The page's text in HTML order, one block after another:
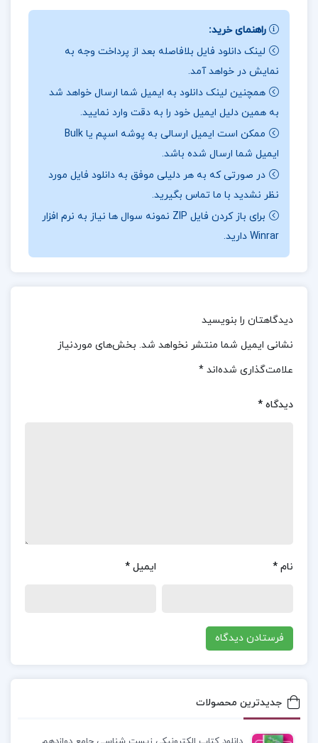
فروغی در مقدمه کتاب می‌نویسد: «در این فن تاکنون
کتابی به زبان فارسی تصنیف نشده بود، اینجانب بر
عهده گرفتم که این نقص را مرتفع سازم و مختصری در
فن خطابه، که از صناعات خمسه علم منطق شمرده
می‌شود و از جهتی مربوط به علم ادب نیز می‌باشد، به
رشته نگارش در آورم.»
این کتاب به عنوان یک منبع
مهم و مفید برای کسانی که علاقه‌مند به بهبود
مهارت‌های سخنوری و خطابه هستند، توصیه می‌شود.
با مطالعه این کتاب، خوانندگان می‌توانند با تاریخچه و
روش‌های مختلف سخنوری آشنا شوند و مهارت‌های خود
را در این زمینه تقویت کنند.جهت خرید فایل های بیشتر
برجسته و کلاسیک در حوزه فن بیان و سخنرانی است
که با دقت و دانش عمیق نویسنده به اصول و فنون
مطرح شده بیشتر به‌صورت نظری است و مثال‌های
برجسته یا تحلیل سخنرانی‌های معروف می‌توانست به
کتاب کاربردی‌تر بودن بیشتری بدهد
موضوع کتاب آئین سخنوری محمدعلی فروغی :
“سخنوری، هنری است که نه تنها برای بیان افکار و
راهنمای خرید:
لینک دانلود فایل بلافاصله بعد از پرداخت وجه به
نمایش در خواهد آمد.
همچنین لینک دانلود به ایمیل شما ارسال خواهد شد
به همین دلیل ایمیل خود را به دقت وارد نمایید.
ممکن است ایمیل ارسالی به پوشه اسپم یا Bulk
ایمیل شما ارسال شده باشد.
در صورتی که به هر دلیلی موفق به دانلود فایل مورد
نظر نشدید با ما تماس بگیرید.
برای باز کردن فایل ZIP نمونه سوال ها نیاز به نرم افزار
Winrar دارید.
دیدگاهتان را بنویسید
نشانی ایمیل شما منتشر نخواهد شد. بخش‌های موردنیاز
علامت‌گذاری شده‌اند *
دیدگاه *
نام * ایمیل *
جدیدترین محصولات